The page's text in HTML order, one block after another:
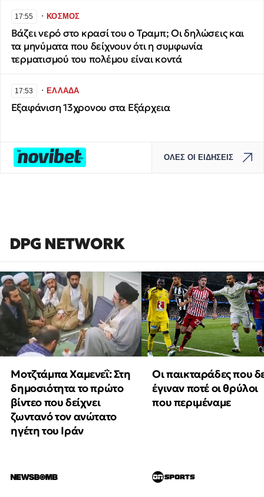
17:55 ∙ΚΟΣΜΟΣ
Βάζει νερό στο κρασί του ο Τραμπ; Οι δηλώσεις και
τα μηνύματα που δείχνουν ότι η συμφωνία
τερματισμού του πολέμου είναι κοντά
17:53 ∙ΕΛΛΑΔΑ
Εξαφάνιση 13χρονου στα Εξάρχεια
ΟΛΕΣ ΟΙ ΕΙΔΗΣΕΙΣ
DPG NETWORK
Μοτζτάμπα Χαμενεΐ: Στη
δημοσιότητα το πρώτο
βίντεο που δείχνει
ζωντανό τον ανώτατο
ηγέτη του Ιράν
Οι παικταράδες που
έγιναν ποτέ οι θρύλοι
που περιμέναμε